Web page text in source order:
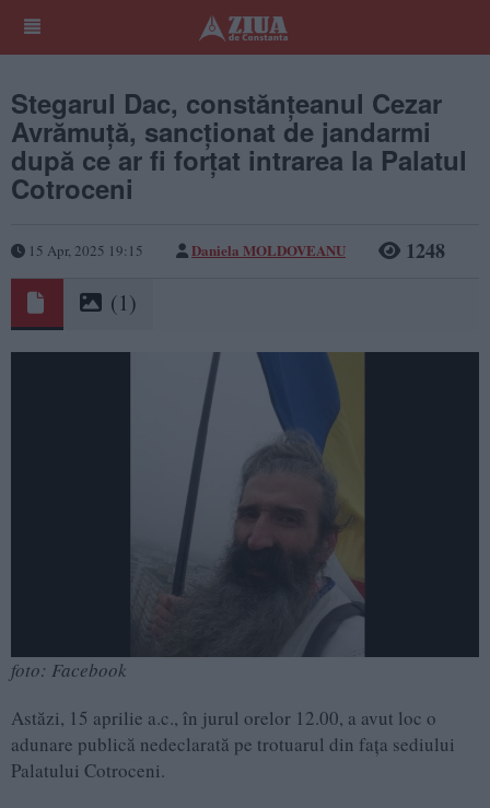
Stegarul Dac, constănțeanul Cezar
Avrămuță, sancționat de jandarmi
după ce ar fi forțat intrarea la Palatul
Cotroceni
15 Apr, 2025 19:15 Daniela MOLDOVEANU 1248
(1)
foto: Facebook
Astăzi, 15 aprilie a.c., în jurul orelor 12.00, a avut loc o
adunare publică nedeclarată pe trotuarul din fața sediului
Palatului Cotroceni.